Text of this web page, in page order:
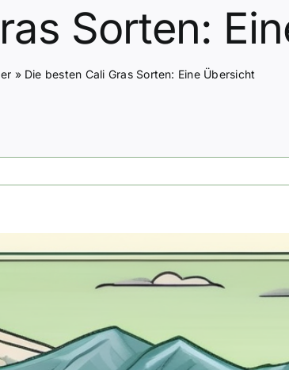
Sorten:
» Die besten Cali Gras Sorten: Eine Übersicht